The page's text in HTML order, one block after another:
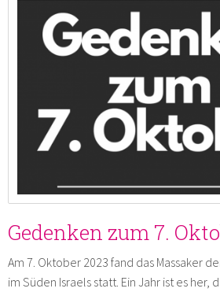
Gedenken zum 7.
Am 7. Oktober 2023 fand das Massaker
im Süden Israels statt. Ein Jahr ist es her,